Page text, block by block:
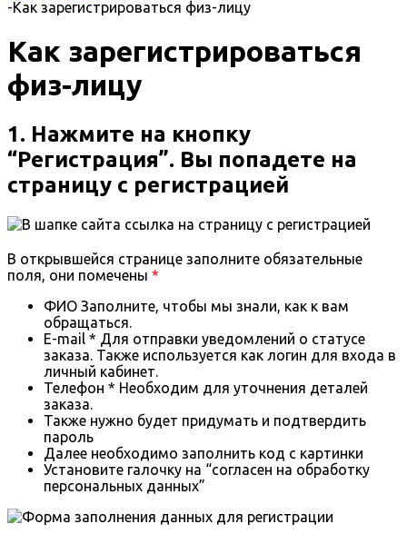
-Как зарегистрироваться физ-лицу
Как зарегистрироваться
физ-лицу
1. Нажмите на кнопку
“Регистрация”. Вы попадете на
страницу с регистрацией
В открывшейся странице заполните обязательные
поля, они помечены *
ФИО Заполните, чтобы мы знали, как к вам
обращаться.
E-mail * Для отправки уведомлений о статусе
заказа. Также используется как логин для входа в
личный кабинет.
Телефон * Необходим для уточнения деталей
заказа.
Также нужно будет придумать и подтвердить
пароль
Далее необходимо заполнить код с картинки
Установите галочку на “согласен на обработку
персональных данных”